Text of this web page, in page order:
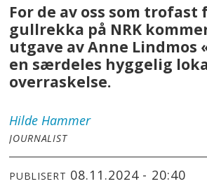
For de av oss som trofast
gullrekka på NRK
utgave av Anne Lindmos
en særdeles hyggelig
overraskelse.
Hilde Hammer
JOURNALIST
PUBLISERT 08.11.2024 - 20:40